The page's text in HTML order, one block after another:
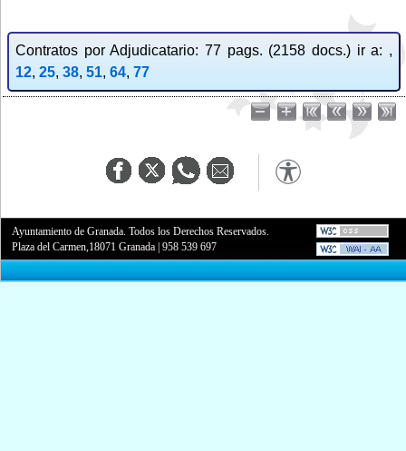
Contratos por Adjudicatario: 77 pags. (2158 docs.) ir a: ,
12, 25, 38, 51, 64, 77
Ayuntamiento de Granada. Todos los Derechos Reservados.
Plaza del Carmen,18071 Granada |958 539 697